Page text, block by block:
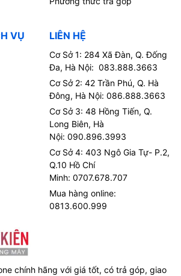
VỤ LIÊN HỆ
Cơ Sở 1: 284 Xã Đàn, Q. Đống
Đa, Hà Nội: 083.888.3663
Cơ Sở 2: 42 Trần Phú, Q. Hà
Đông, Hà Nội: 086.888.3663
Cơ Sở 3: 48 Hồng Tiến, Q.
Long Biên, Hà
Nội: 090.896.3993
Cơ Sở 4: 403 Ngô Gia Tự- P.2,
Q.10 Hồ Chí
Minh: 0707.678.707
Mua hàng online:
0813.600.999
chính hãng với giá tốt, có trả góp, giao